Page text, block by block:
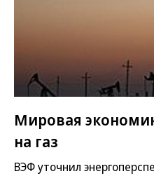
Мировая
на газ
ВЭФ уточнил